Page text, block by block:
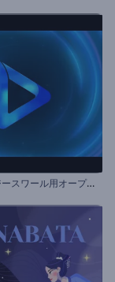
ネ
オンエナジースワール用オープニング動画